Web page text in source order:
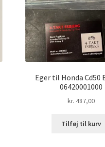
Eger til Honda Cd50
06420001000
kr. 487,00
Tilføj til kurv